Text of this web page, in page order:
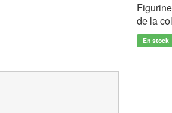
de la
En stock